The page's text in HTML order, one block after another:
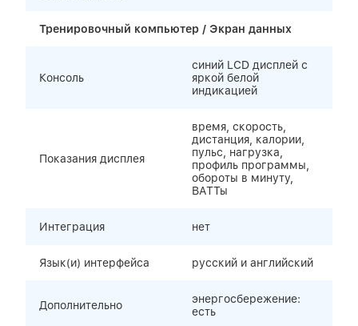
Тренировочный компьютер / Экран данных
Консоль
синий LCD дисплей с
яркой белой
индикацией
Показания дисплея
время, скорость,
дистанция, калории,
пульс, нагрузка,
профиль программы,
обороты в минуту,
ВАТТы
Интеграция нет
Язык(и) интерфейса русский и английский
Дополнительно
энергосбережение:
есть